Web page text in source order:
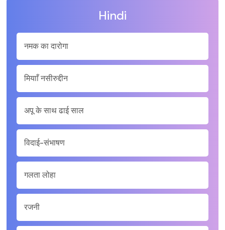
Hindi
नमक का दारोगा
मियााँ नसीरुद्दीन
अपू के साथ ढाई साल
विदाई-संभाषण
गलता लोहा
रजनी